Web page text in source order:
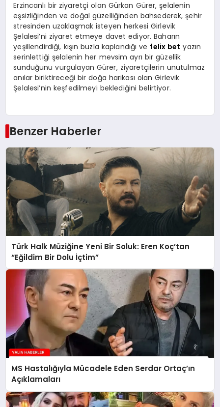
Erzincanlı bir ziyaretçi olan Gürkan Gürer, şelalenin
eşsizliğinden ve doğal güzelliğinden bahsederek, şehir
stresinden uzaklaşmak isteyen herkesi Girlevik
Şelalesi’ni ziyaret etmeye davet ediyor. Baharın
yeşillendirdiği, kışın buzla kaplandığı ve felix bet yazın
serinlettiği şelalenin her mevsim ayrı bir güzellik
sunduğunu vurgulayan Gürer, ziyaretçilerin unutulmaz
anılar biriktireceği bir doğa harikası olan Girlevik
Şelalesi’nin keşfedilmeyi beklediğini belirtiyor.
Benzer Haberler
Türk Halk Müziğine Yeni Bir Soluk: Eren Koç’tan
“Eğildim Bir Dolu İçtim”
MS Hastalığıyla Mücadele Eden Serdar Ortaç’ın
Açıklamaları